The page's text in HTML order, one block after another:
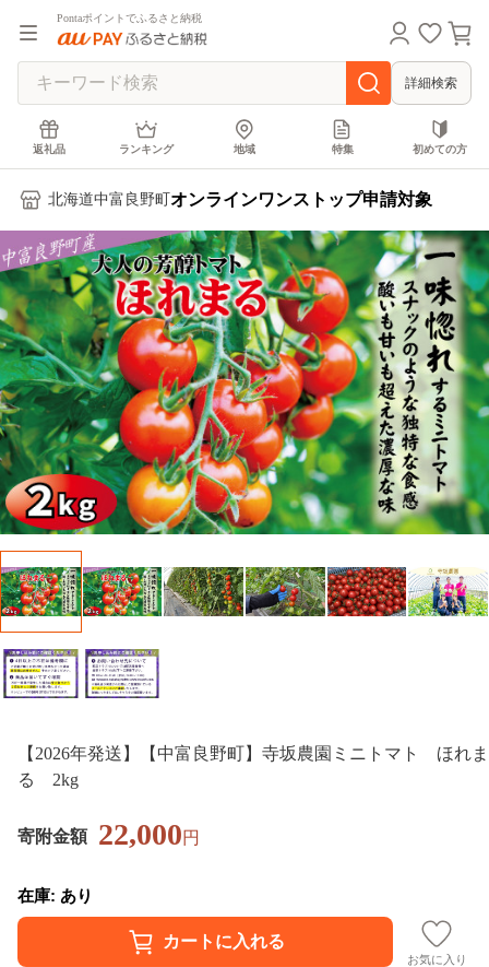
Pontaポイントでふるさと納税
詳細検索
返礼品 ランキング 地域 特集 初めての方
北海道中富良野町 オンラインワンストップ申請対象
【2026年発送】【中富良野町】寺坂農園ミニトマト ほれま
る 2kg
寄附金額 22,000円
在庫: あり
お気に入り